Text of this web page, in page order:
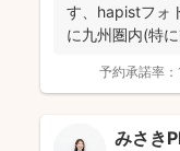
す、hapistフォ
に九州圏内(特
予約承諾率：
みさき